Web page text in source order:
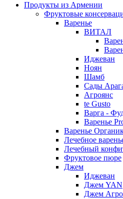
Продукты из Армении
Фруктовые
Варенье
ВИТАЛ
Иджеван
Ноян
Шамб
Сады
Агроянс
te Gusto
Варга -
Варенье
Варенье
Лечебное
Лечебный
Фруктовое пюре
Джем
Иджеван
Джем YAN
Джем